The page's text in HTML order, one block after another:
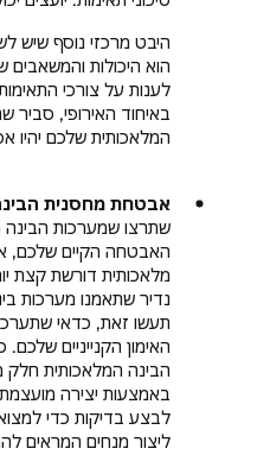
היבט מרכזי נוסף שיש
הוא היכולות
לענות על צורכי
באיחוד האירופי, סביר
המלאכותית שלכם יהיו
אבטחת מחסנית
שתרצו שמערכות הבינה
האבטחה הקיים שלכם,
מלאכותית דורשת קצת
נדיר שתאמנו מערכות
תעשו זאת, כדאי שתערכו
האימון הקנייניים
הבינה המלאכותית חלק
לבצע בדיקות כדי
ליצור מנחים המראים